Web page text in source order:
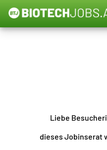
Liebe
dieses Jobinserat